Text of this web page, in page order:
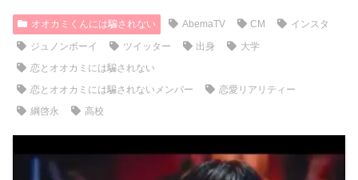
オオカミくんには騙されない AbemaTV CM
インスタ
ジュノンボーイ
ツイッター 出身
大学
恋とオオカミには騙されない
恋とオオカミには騙されないメンバー
恋愛リアリティー
綱啓永
高校